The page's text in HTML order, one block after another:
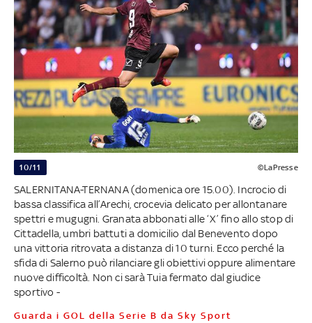
10/11 ©LaPresse
SALERNITANA-TERNANA (domenica ore 15.00). Incrocio di
bassa classifica all’Arechi, crocevia delicato per allontanare
spettri e mugugni. Granata abbonati alle ‘X’ fino allo stop di
Cittadella, umbri battuti a domicilio dal Benevento dopo
una vittoria ritrovata a distanza di 10 turni. Ecco perché la
sfida di Salerno può rilanciare gli obiettivi oppure alimentare
nuove difficoltà. Non ci sarà Tuia fermato dal giudice
sportivo -
Guarda i GOL della Serie B da Sky Sport